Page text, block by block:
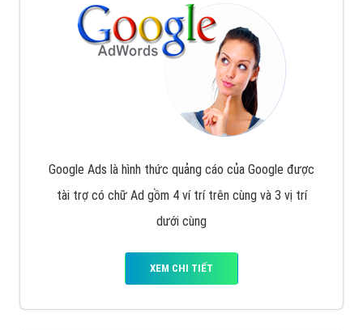
Nếu bạn đang cần quảng cáo, thiết kế web,
triển Website cho doanh nghiệp mình
. Đừng chần
chừ hãy nhấc máy lên và gọi ngay cho chúng tôi theo
Hotline: 0964 82 6644 (24/7) hoặc email:
để được tư vấn chuyên
sâu về giải pháp marketing hiệu quả cho doanh nghiệp